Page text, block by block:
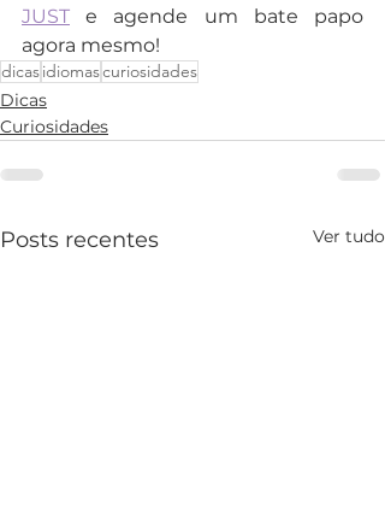
JUST e agende um bate papo
agora mesmo!
dicasidiomascuriosidades
Dicas
Curiosidades
Posts recentes Ver tudo